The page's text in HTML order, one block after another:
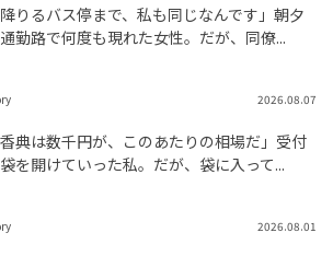
降りるバス停まで、私も同じなんです」朝夕
勤路で何度も現れた女性。だが、同僚...
2026.08.07
香典は数千円が、このあたりの相場だ」受付
を開けていった私。だが、袋に入って...
2026.08.01